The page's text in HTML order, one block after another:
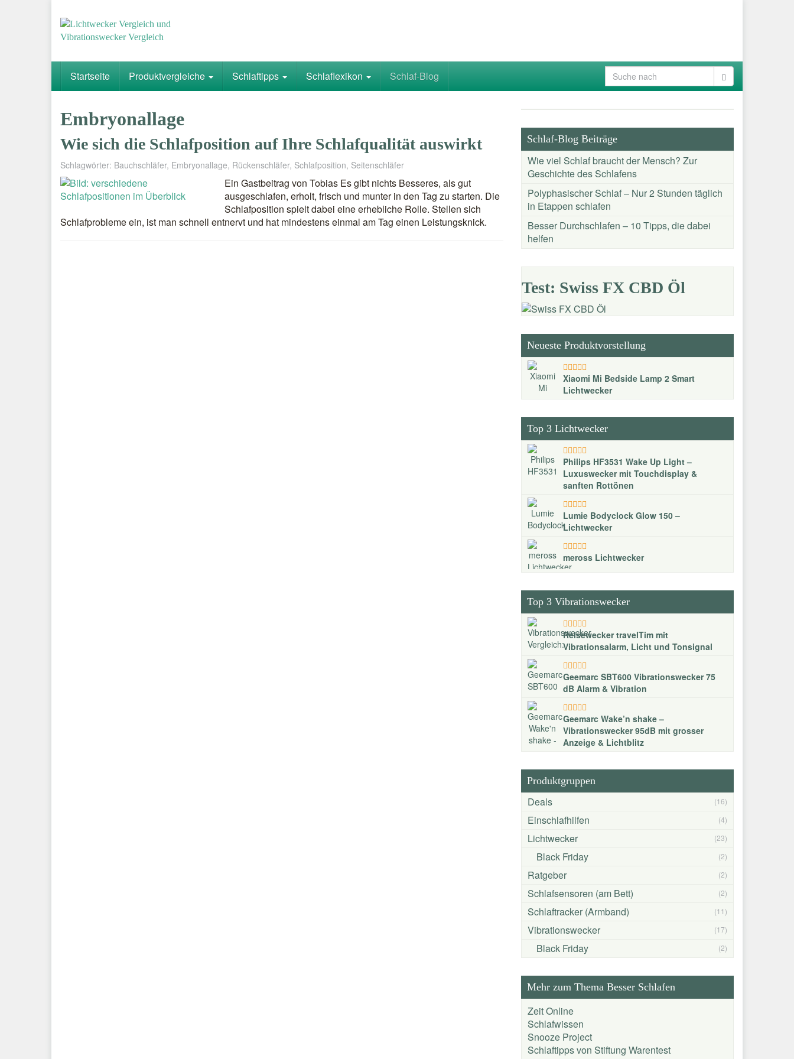
Startseite Produktvergleiche Schlaftipps Schlaflexikon Schlaf-Blog
Embryonallage
Wie sich die Schlafposition auf Ihre Schlafqualität auswirkt
Schlagwörter: Bauchschläfer, Embryonallage, Rückenschläfer, Schlafposition, Seitenschläfer
Ein Gastbeitrag von Tobias Es gibt nichts Besseres, als gut
ausgeschlafen, erholt, frisch und munter in den Tag zu starten. Die
Schlafposition spielt dabei eine erhebliche Rolle. Stellen sich
Schlafprobleme ein, ist man schnell entnervt und hat mindestens einmal am Tag einen Leistungsknick.
Schlaf-Blog Beiträge
Wie viel Schlaf braucht der Mensch? Zur
Geschichte des Schlafens
Polyphasischer Schlaf – Nur 2 Stunden täglich
in Etappen schlafen
Besser Durchschlafen – 10 Tipps, die dabei
helfen
Test: Swiss FX CBD Öl
Neueste Produktvorstellung
Xiaomi Mi Bedside Lamp 2 Smart
Lichtwecker
Top 3 Lichtwecker
Philips HF3531 Wake Up Light –
Luxuswecker mit Touchdisplay &
sanften Rottönen
Lumie Bodyclock Glow 150 –
Lichtwecker
meross Lichtwecker
Top 3 Vibrationswecker
Reisewecker travelTim mit
Vibrationsalarm, Licht und Tonsignal
Geemarc SBT600 Vibrationswecker 75
dB Alarm & Vibration
Geemarc Wake’n shake –
Vibrationswecker 95dB mit grosser
Anzeige & Lichtblitz
Produktgruppen
Deals (16)
Einschlafhilfen (4)
Lichtwecker (23)
Black Friday (2)
Ratgeber (2)
Schlafsensoren (am Bett) (2)
Schlaftracker (Armband) (11)
Vibrationswecker (17)
Black Friday (2)
Mehr zum Thema Besser Schlafen
Zeit Online
Schlafwissen
Snooze Project
Schlaftipps von Stiftung Warentest